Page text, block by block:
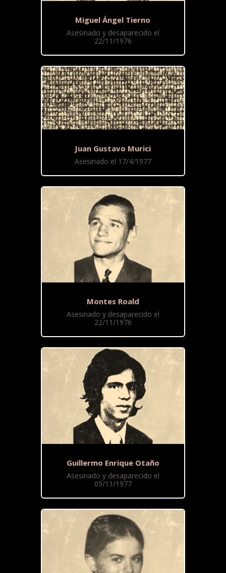
Miguel Ángel Tierno
Asesinado y desaparecido el
22/11/1976
Juan Gustavo Murici
Asesinado el 17/4/1977
Montes Roald
Asesinado y desaparecido el
22/11/1976
Guillermo Enrique Otaño
Asesinado y desaparecido el
05/11/1977